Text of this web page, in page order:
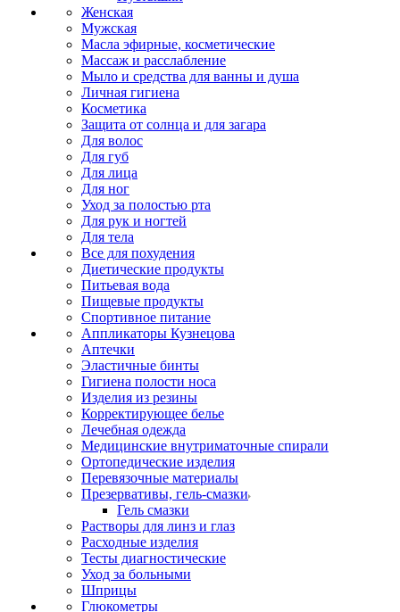
Женская
Мужская
Масла эфирные, косметические
Массаж и расслабление
Мыло и средства для ванны и душа
Личная гигиена
Косметика
Защита от солнца и для загара
Для волос
Для губ
Для лица
Для ног
Уход за полостью рта
Для рук и ногтей
Для тела
Все для похудения
Диетические продукты
Питьевая вода
Пищевые продукты
Спортивное питание
Аппликаторы Кузнецова
Аптечки
Эластичные бинты
Гигиена полости носа
Изделия из резины
Корректирующее белье
Лечебная одежда
Медицинские внутриматочные спирали
Ортопедические изделия
Перевязочные материалы
Презервативы, гель-смазки
Гель смазки
Растворы для линз и глаз
Расходные изделия
Тесты диагностические
Уход за больными
Шприцы
Глюкометры